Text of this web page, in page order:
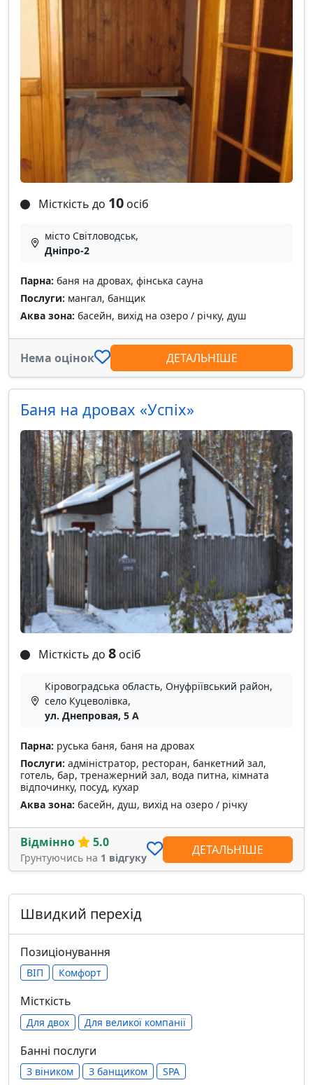
Місткість до 10 осіб
місто Світловодськ,
Дніпро-2
Парна: баня на дровах, фінська сауна
Послуги: мангал, банщик
Аква зона: басейн, вихід на озеро / річку, душ
Нема оцінок ДЕТАЛЬНІШЕ
Баня на дровах «Успіх»
Місткість до 8 осіб
Кіровоградська область, Онуфріївський район,
село Куцеволівка,
ул. Днепровая, 5 А
Парна: руська баня, баня на дровах
Послуги: адміністратор, ресторан, банкетний зал,
готель, бар, тренажерний зал, вода питна, кімната
відпочинку, посуд, кухар
Аква зона: басейн, душ, вихід на озеро / річку
Відмінно 5.0
Грунтуючись на 1 відгуку
ДЕТАЛЬНІШЕ
Швидкий перехід
Позиціонування
ВІП Комфорт
Місткість
Для двох Для великої компанії
Банні послуги
З віником З банщиком SPA